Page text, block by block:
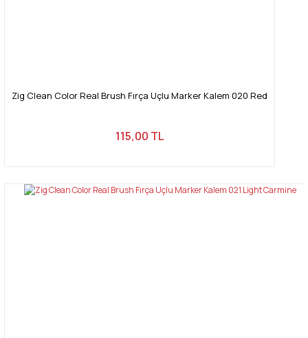
Zig Clean Color Real Brush Fırça Uçlu Marker Kalem 020 Red
115,00 TL